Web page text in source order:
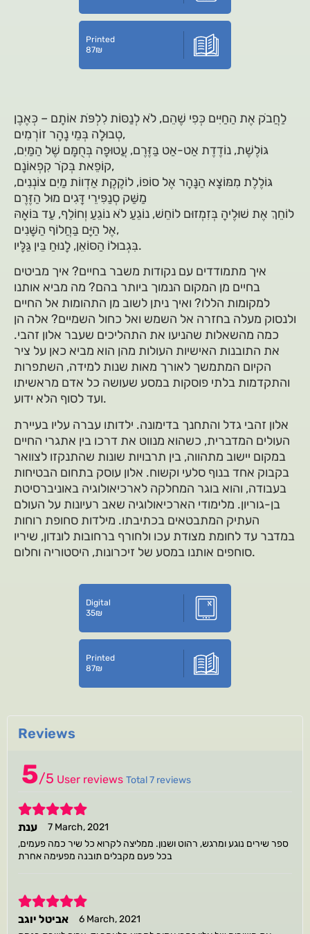
Printed
87₪
לַחֲבֹק אֶת הַחַיִּים כְּפִי שֶׁהֵם, לֹא לְנַסּוֹת לִלְפֹּת אוֹתָם – כְּאֶבֶן
טְבוּלָה בְּמֵי נָהָר זוֹרְמִים,
גּוֹלֶשֶׁת, נוֹדֶדֶת אַט-אַט בַּזֶּרֶם, עֲטוּפָה בְּחֻמָּם שֶׁל הַמַּיִם,
קוֹפֵאת בְּקֹר קִפְאוֹנָם,
גּוֹלֶלֶת מִמּוֹצָא הַנָּהָר אֶל סוֹפוֹ, לוֹקֶקֶת אַדְווֹת מַיִם צוֹנְנִים,
מַשַּׁק סְנַפִּירֵי דָּגִים מוּל הַזֶּרֶם
לוֹחֵךְ אֶת שׁוּלֶיהָ בְּזִמְזוּם לוֹחֵשׁ, נוֹגֵעַ לֹא נוֹגֵעַ וְחוֹלֵף, עַד בּוֹאָהּ
אֶל הַיָּם בַּחֲלוֹף הַשָּׁנִים,
בִּגְבוּלוֹ הַסּוֹאֵן, לָנוּחַ בֵּין גַּלָּיו.
איך מתמודדים עם נקודות משבר בחיים? איך מביטים
בחיים מן המקום הנמוך ביותר בהם? מה מביא אותנו
למקומות הללו? ואיך ניתן לשוב מן התהומות אל החיים
ולנסוק מעלה בחזרה אל השמש ואל כחול השמיים? אלה הן
כמה מהשאלות שהניעו את התהליכים שעבר אלון זהבי.
את התובנות האישיות העולות מהן הוא מביא כאן על ציר
הקיום המתמשך לאורך מאות שנות למידה, השתפרות
והתקדמות בלתי פוסקות במסע שעושה כל אדם מראשיתו
ועד לסוף הלא ידוע.
אלון זהבי גדל והתחנך בדימונה. ילדותו עברה עליו בעיירת
העולים המדברית, כשהוא מנווט את דרכו בין אתגרי החיים
במקום יישוב מתהווה, בין תרבויות שונות שהתנקזו לצוואר
בקבוק אחד בנוף סלעי וקשוח. אלון עוסק בתחום הבטיחות
בעבודה, והוא בוגר המחלקה לארכיאולוגיה באוניברסיטת
בן-גוריון. מלימודי הארכיאולוגיה שאב רעיונות על העולם
העתיק המתבטאים בכתיבתו. מילדות סחופת רוחות
במדבר עד לחומת מצודת עכו ולחורף ברחובות לונדון, שיריו
סוחפים אותנו במסע של זיכרונות, היסטוריה וחלום.
Digital
35₪
Printed
87₪
Reviews
5/5 User reviews Total 7 reviews
5
ענת
7 March, 2021
ספר שירים נוגע ומרגש, רהוט ושנון. ממליצה לקרוא כל שיר כמה פעמים,
בכל פעם מקבלים תובנה מפעימה אחרת
5
אביטל יוגב
6 March, 2021